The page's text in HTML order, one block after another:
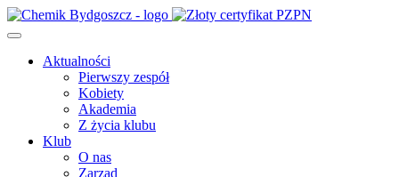
Aktualności
Pierwszy zespół
Kobiety
Akademia
Z życia klubu
Klub
O nas
Zarząd